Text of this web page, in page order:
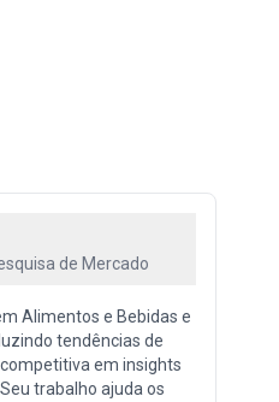
de Mercado
Alimentos e Bebidas e
tendências de
em insights
trabalho ajuda os